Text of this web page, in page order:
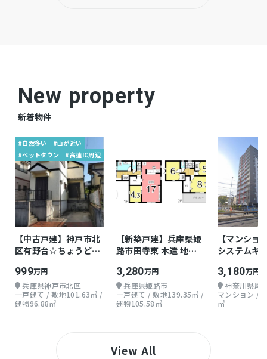
New property
新着物件
#自然多い
#山が近い
#ベットタウン
#高速IC周辺
【中古戸建】神戸市北
区有野台☆ちょうどよ
999万円
兵庫県神戸市北区
一戸建て / 敷地101.63㎡ /
建物96.88㎡
【新築戸建】兵庫県姫
路市田寺東 木造 地上2
3,280万円
兵庫県姫路市
一戸建て / 敷地139.35㎡ /
建物105.58㎡
【マンショ
システムキ
3,180万円
神奈川県厚
マンション /
㎡
View All